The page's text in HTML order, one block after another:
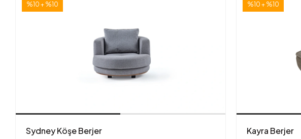
%10 + %10
Sydney Köşe Berjer
%10 + %10
Kayra Berjer